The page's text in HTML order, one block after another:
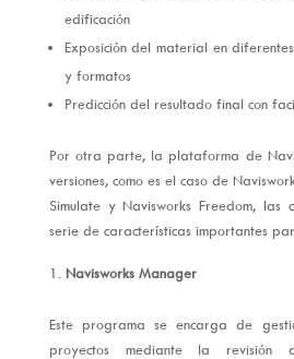
edificación
Exposición del material en
y formatos
Predicción del resultado final con
Por otra parte, la plataforma de
versiones, como es el caso de
Simulate y Navisworks Freedom, las
serie de características importantes
Navisworks Manager
Este programa se encarga de
proyectos mediante la revisión